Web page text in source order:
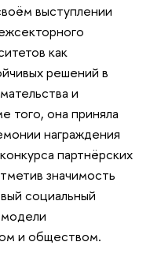
выступлении
как
решений в
и
того, она приняла
награждения
партнёрских
значимость
социальный
и обществом.